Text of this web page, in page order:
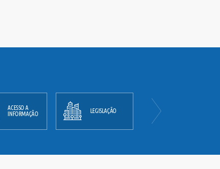
ACESSO A
INFORMAÇÃO
LEGISLAÇÃO